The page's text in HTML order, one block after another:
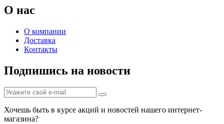
О нас
О компании
Доставка
Контакты
Подпишись на новости
Хочешь быть в курсе акций и новостей нашего интернет-
магазина?